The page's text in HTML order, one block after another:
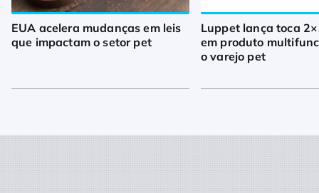
EUA acelera mudanças em leis
que impactam o setor pet
Luppet lança toca
em produto
o varejo pet